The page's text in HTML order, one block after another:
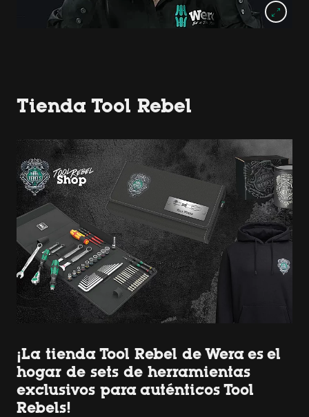
Tienda Tool Rebel
¡La tienda Tool Rebel de Wera es el
hogar de sets de herramientas
exclusivos para auténticos Tool
Rebels!